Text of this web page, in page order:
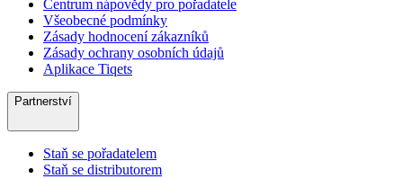
Centrum nápovědy pro pořadatele
Všeobecné podmínky
Zásady hodnocení zákazníků
Zásady ochrany osobních údajů
Aplikace Tiqets
Partnerství
Staň se pořadatelem
Staň se distributorem